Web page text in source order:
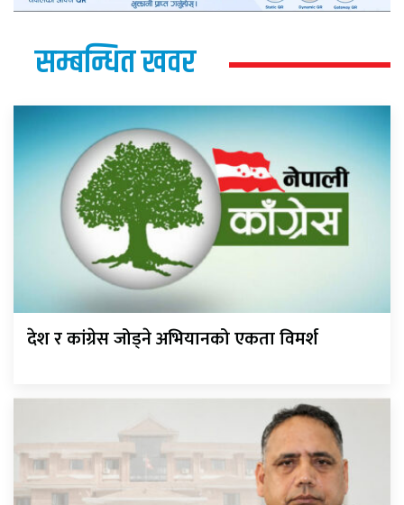
सम्बन्धित खवर
देश र कांग्रेस जोड्ने अभियानको एकता विमर्श